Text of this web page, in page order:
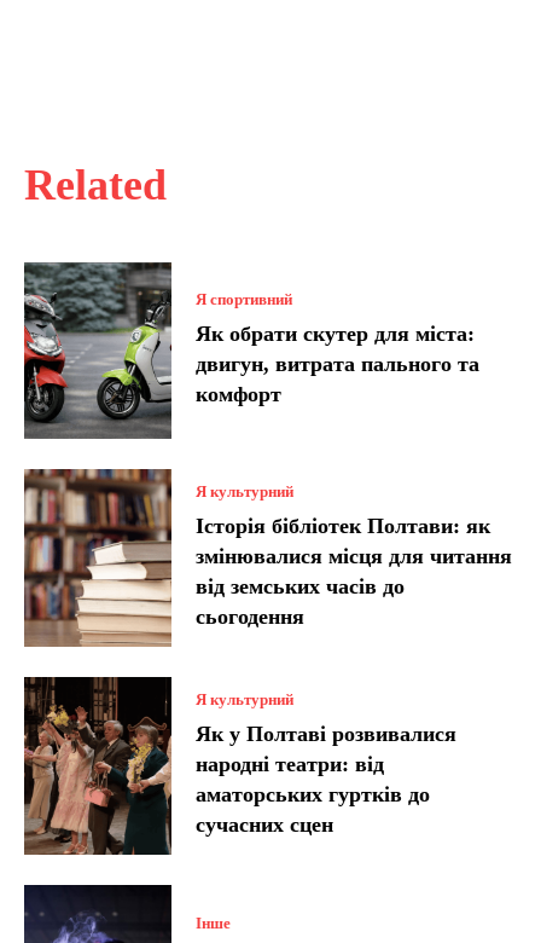
Related
Я спортивний
Як обрати скутер для міста:
двигун, витрата пального та
комфорт
Я культурний
Історія бібліотек Полтави: як
змінювалися місця для читання
від земських часів до
сьогодення
Я культурний
Як у Полтаві розвивалися
народні театри: від
аматорських гуртків до
сучасних сцен
Інше